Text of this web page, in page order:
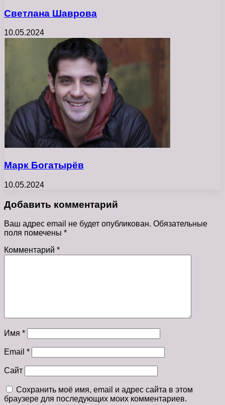
Светлана Шаврова
10.05.2024
Марк Богатырёв
10.05.2024
Добавить комментарий
Ваш адрес email не будет опубликован. Обязательные
поля помечены *
Комментарий *
Имя *
Email *
Сайт
Сохранить моё имя, email и адрес сайта в этом
браузере для последующих моих комментариев.